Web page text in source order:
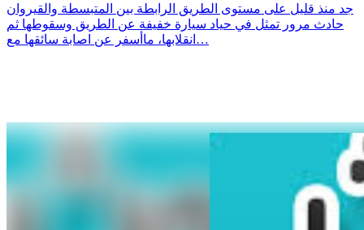
جد منذ قليل على مستوى الطريق الرابطة بين المتبسطة والقيروان
حادث مرور تمثل في حياد سيارة خفيفة عن الطريق وسقوطها ثم
انقلابها، ماأسفر عن اصابة سائقها مع…